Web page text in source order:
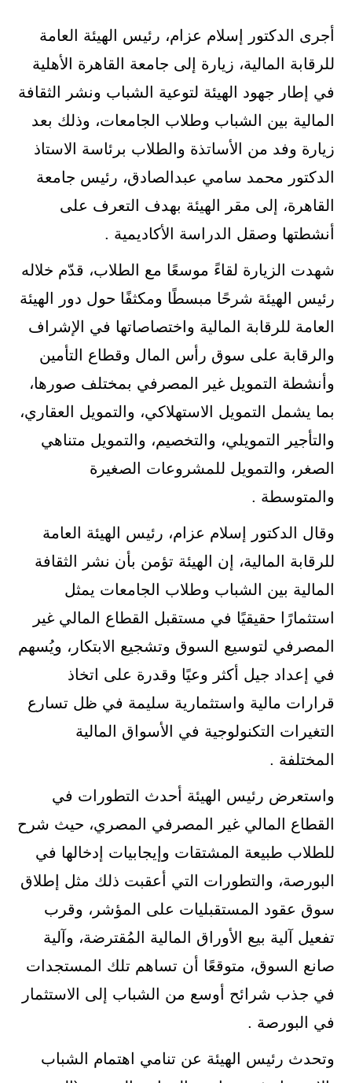
أجرى الدكتور إسلام عزام، رئيس الهيئة العامة
للرقابة المالية، زيارة إلى جامعة القاهرة الأهلية
في إطار جهود الهيئة لتوعية الشباب ونشر الثقافة
المالية بين الشباب وطلاب الجامعات، وذلك بعد
زيارة وفد من الأساتذة والطلاب برئاسة الاستاذ
الدكتور محمد سامي عبدالصادق، رئيس جامعة
القاهرة، إلى مقر الهيئة بهدف التعرف على
أنشطتها وصقل الدراسة الأكاديمية .
شهدت الزيارة لقاءً موسعًا مع الطلاب، قدّم خلاله
رئيس الهيئة شرحًا مبسطًا ومكثفًا حول دور الهيئة
العامة للرقابة المالية واختصاصاتها في الإشراف
والرقابة على سوق رأس المال وقطاع التأمين
وأنشطة التمويل غير المصرفي بمختلف صورها،
بما يشمل التمويل الاستهلاكي، والتمويل العقاري،
والتأجير التمويلي، والتخصيم، والتمويل متناهي
الصغر، والتمويل للمشروعات الصغيرة
والمتوسطة .
وقال الدكتور إسلام عزام، رئيس الهيئة العامة
للرقابة المالية، إن الهيئة تؤمن بأن نشر الثقافة
المالية بين الشباب وطلاب الجامعات يمثل
استثمارًا حقيقيًا في مستقبل القطاع المالي غير
المصرفي لتوسيع السوق وتشجيع الابتكار، ويُسهم
في إعداد جيل أكثر وعيًا وقدرة على اتخاذ
قرارات مالية واستثمارية سليمة في ظل تسارع
التغيرات التكنولوجية في الأسواق المالية
المختلفة .
واستعرض رئيس الهيئة أحدث التطورات في
القطاع المالي غير المصرفي المصري، حيث شرح
للطلاب طبيعة المشتقات وإيجابيات إدخالها في
البورصة، والتطورات التي أعقبت ذلك مثل إطلاق
سوق عقود المستقبليات على المؤشر، وقرب
تفعيل آلية بيع الأوراق المالية المُقترضة، وآلية
صانع السوق، متوقعًا أن تساهم تلك المستجدات
في جذب شرائح أوسع من الشباب إلى الاستثمار
في البورصة .
وتحدث رئيس الهيئة عن تنامي اهتمام الشباب